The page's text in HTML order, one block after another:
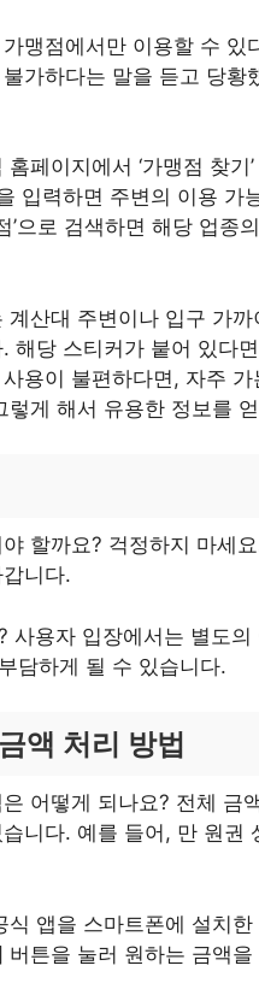
맹점에서만 이용할 수 있
가하다는 말을 듣고 당
페이지에서 ‘가맹점 찾
입력하면 주변의 이용 가
’으로 검색하면 해당 업종
산대 주변이나 입구 가
해당 스티커가 붙어 있다
용이 불편하다면, 자주
게 해서 유용한 정보를
할까요? 걱정하지 마세
니다.
사용자 입장에서는 별도
담하게 될 수 있습니다.
액 처리 방법
어떻게 되나요? 전체 금
니다. 예를 들어, 만 원권
앱을 스마트폰에 설치
튼을 눌러 원하는 금액